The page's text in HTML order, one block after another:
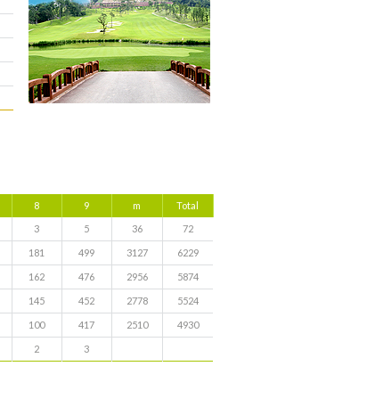
8 9 m
Total
3 5 36 72
181 499 3127 6229
162 476 2956 5874
145 452 2778 5524
100 417 2510 4930
2 3